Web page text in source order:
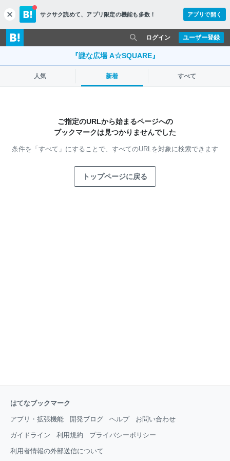
c
l
o
s
サクサク読めて、 アプリ限定の機能も多数！ アプリで開く
ユーザー登録
ログイン
『謎な広場 A☆SQUARE』
人気 新着 すべて
ご指定のURLから始まるページへの
ブックマークは見つかりませんでした
条件を「すべて」にすることで、 すべてのURLを対象に検索できます
トップページに戻る
はてなブックマーク
アプリ・拡張機能 開発ブログ ヘルプ お問い合わせ
ガイドライン 利用規約 プライバシーポリシー
利用者情報の外部送信について